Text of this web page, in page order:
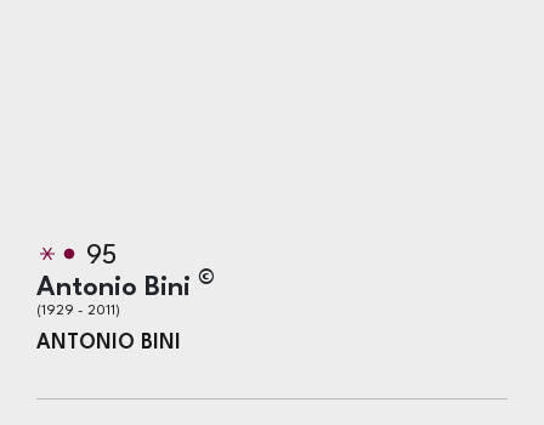
95
Antonio Bini ©
(1929 - 2011)
ANTONIO BINI